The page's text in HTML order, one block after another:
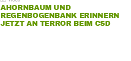
AHORNBAUM UND
REGENBOGENBANK ERINNERN
JETZT AN TERROR BEIM CSD